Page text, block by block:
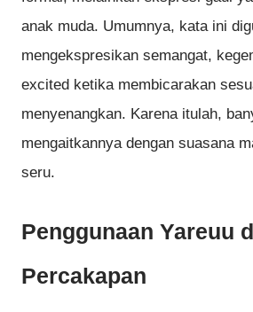
anak muda. Umumnya, kata ini
mengekspresikan semangat,
excited ketika membicarakan
menyenangkan. Karena itulah,
mengaitkannya dengan suasana
seru.
Penggunaan Yareuu
Percakapan